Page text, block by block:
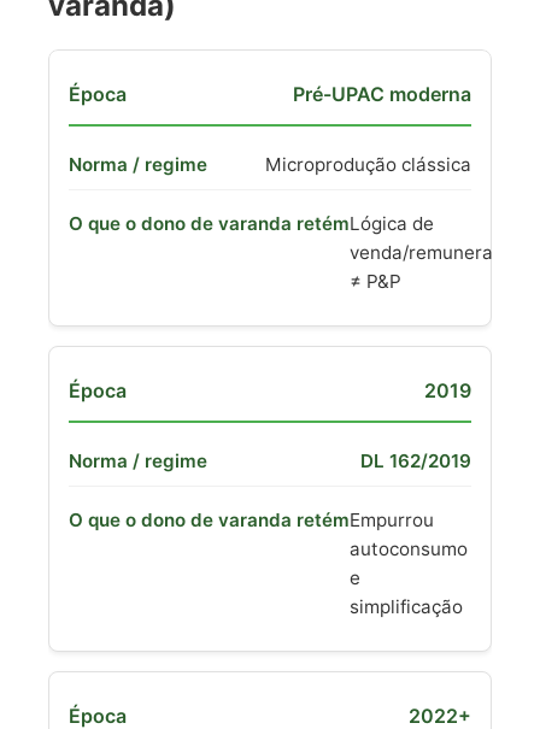
Pré-UPAC moderna
Microprodução clássica
Lógica de
venda/remuneração
≠ P&P
2019
DL 162/2019
Empurrou
autoconsumo
e
simplificação
2022+